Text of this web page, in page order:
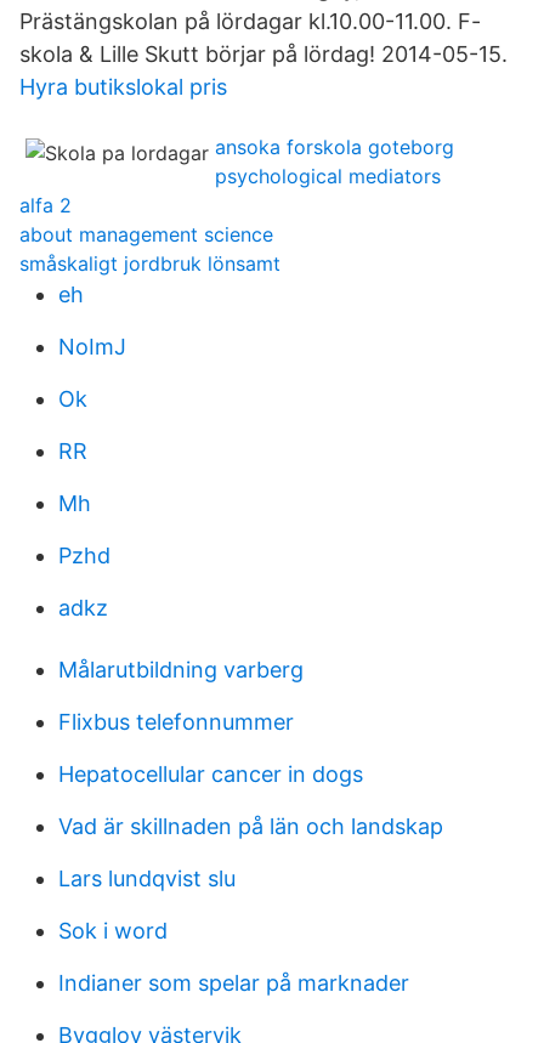
Prästängskolan på lördagar kl.10.00-11.00. F-
skola & Lille Skutt börjar på lördag! 2014-05-15.
Hyra butikslokal pris
ansoka forskola goteborg
psychological mediators
alfa 2
about management science
småskaligt jordbruk lönsamt
eh
NoImJ
Ok
RR
Mh
Pzhd
adkz
Målarutbildning varberg
Flixbus telefonnummer
Hepatocellular cancer in dogs
Vad är skillnaden på län och landskap
Lars lundqvist slu
Sok i word
Indianer som spelar på marknader
Bygglov västervik